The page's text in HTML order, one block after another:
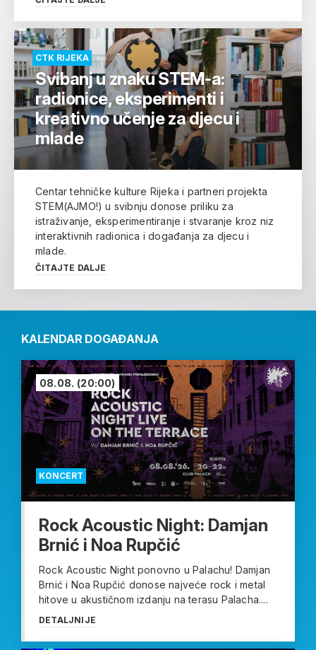
CTK RIJEKA
Svibanj u znaku STEM-a:
radionice, eksperimenti i
kreativno učenje za djecu i
mlade
Centar tehničke kulture Rijeka i partneri projekta
STEM(AJMO!) u svibnju donose priliku za
istraživanje, eksperimentiranje i stvaranje kroz niz
interaktivnih radionica i događanja za djecu i
mlade.
ČITAJTE DALJE
KALENDAR DOGAĐANJA
KONCERT
08.08. (20:00)
Rock Acoustic Night: Damjan
Brnić i Noa Rupčić
Rock Acoustic Night ponovno u Palachu! Damjan
Brnić i Noa Rupčić donose najveće rock i metal
hitove u akustičnom izdanju na terasu Palacha....
DETALJNIJE